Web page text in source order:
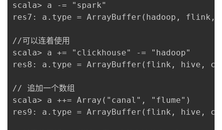
scala> a -= "spark"
res7: a.type = ArrayBuffer(hadoop, flink,
//可以连着使用
scala> a += "clickhouse" -= "hadoop"
res8: a.type = ArrayBuffer(flink, hive,
// 追加一个数组
scala> a ++= Array("canal", "flume")
res9: a.type = ArrayBuffer(flink, hive,